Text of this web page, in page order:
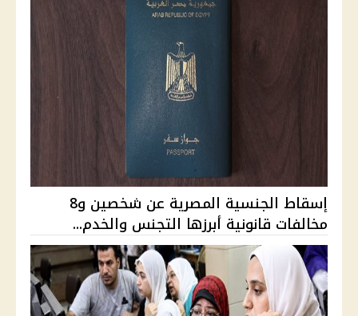
إسقاط الجنسية المصرية عن شخصين و8
مخالفات قانونية أبرزها التجنس والخدم...